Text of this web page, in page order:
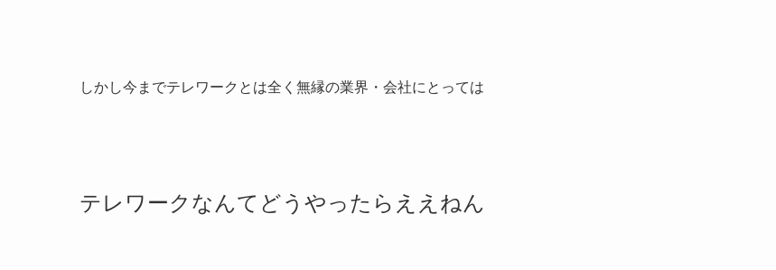
しかし今までテレワークとは全く無縁の業界・会社にとっては
テレワークなんてどうやったらええねん